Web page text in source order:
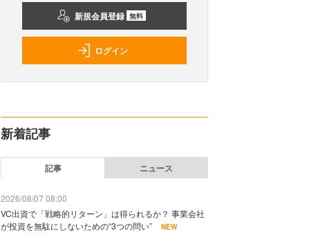
新規会員登録 無料
ログイン
新着記事
記事 ニュース
2026/08/07 08:00
VC出資で「戦略的リターン」は得られるか？ 事業会社
が投資を無駄にしないための“3つの問い”
NEW